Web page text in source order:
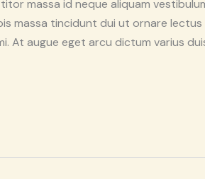
massa id neque aliquam
massa tincidunt dui ut ornare
At augue eget arcu dictum varius